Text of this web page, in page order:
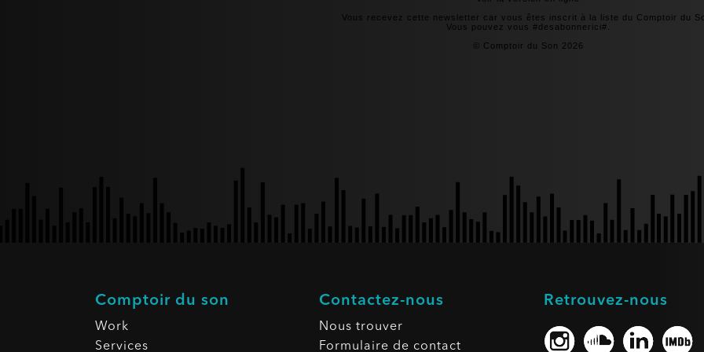
Vous recevez cette newsletter car vous êtes inscrit à la liste du Comptoir du
Vous pouvez vous #desabonnerici#.
© Comptoir du Son 2026
Comptoir du son
Work
Services
Contactez-nous
Nous trouver
Formulaire de contact
Retrouvez-nous